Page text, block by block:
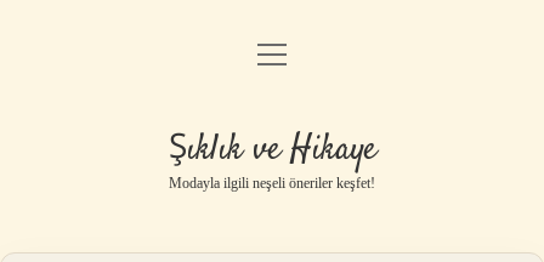
Gizlilik Politikası
Yasal Uyarı
menüyü
Şıklık ve Hikaye
Modayla ilgili neşeli öneriler keşfet!